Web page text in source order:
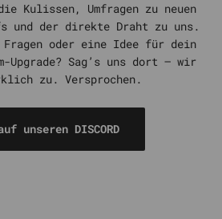
Kulissen, Umfragen zu neuen
und der direkte Draht zu uns.
Fragen oder eine Idee für dein
Upgrade? Sag’s uns dort – wir
zu. Versprochen.
unseren DISCORD